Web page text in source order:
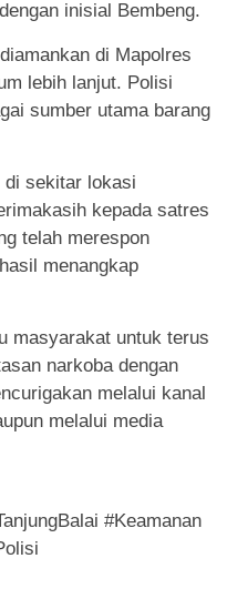
inisial Bembeng.
di Mapolres
lebih lanjut. Polisi
sumber utama barang
di sekitar lokasi
kepada satres
telah merespon
menangkap
masyarakat untuk terus
narkoba dengan
melalui kanal
melalui media
#Keamanan